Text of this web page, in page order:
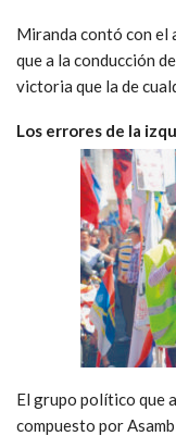
Miranda contó con el
que a la conducción
victoria que la de
Los errores de la
El grupo político que
compuesto por